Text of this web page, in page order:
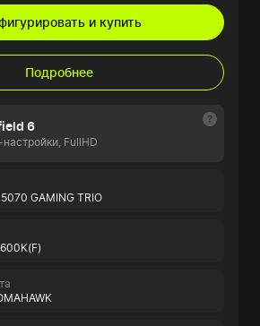
и купить
Подробнее
6
FullHD
GAMING TRIO